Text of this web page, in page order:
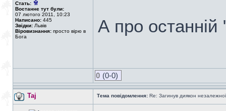
Стать:
Востаннє тут були:
07 лютого 2011, 10:23
Написано: 445
Звідки: Львів
Віровизнання: просто вірю в
Бога
А про останній
0 (0-0)
Taj Тема повідомлення: Re: Загинув диякон